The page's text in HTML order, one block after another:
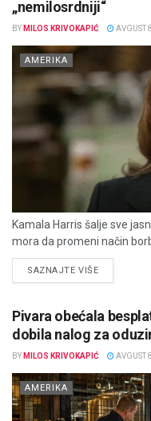
„nemilosrdniji“
BY MILOS KRIVOKAPIĆ AVGUST
AMERIKA
Kamala Harris šalje sve
mora da promeni način
SAZNAJTE VIŠEDETAILS
Pivara obećala
dobila nalog za
BY MILOS KRIVOKAPIĆ AVGUST
AMERIKA